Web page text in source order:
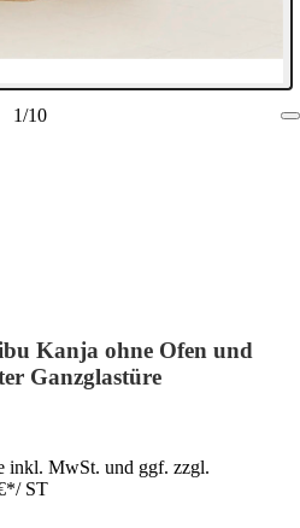
1/10
Kanja ohne Ofen und
Ganzglastüre
inkl. MwSt. und ggf. zzgl.
*/ ST